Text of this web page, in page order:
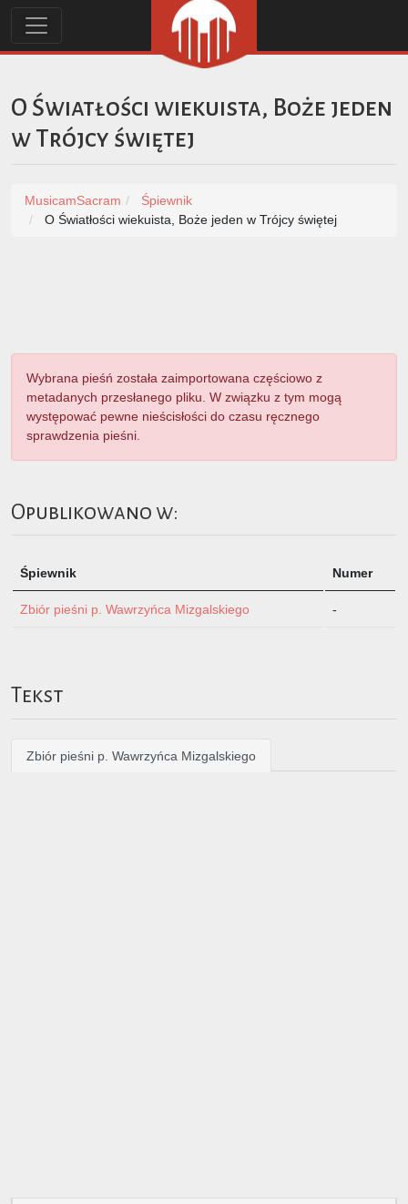
O Światłości wiekuista, Boże jeden
w Trójcy świętej
MusicamSacram
Śpiewnik
O Światłości wiekuista, Boże jeden w Trójcy świętej
Wybrana pieśń została zaimportowana częściowo z
metadanych przesłanego pliku. W związku z tym mogą
występować pewne nieścisłości do czasu ręcznego
sprawdzenia pieśni.
Opublikowano w:
Śpiewnik Numer
Zbiór pieśni p. Wawrzyńca Mizgalskiego -
Tekst
Zbiór pieśni p. Wawrzyńca Mizgalskiego